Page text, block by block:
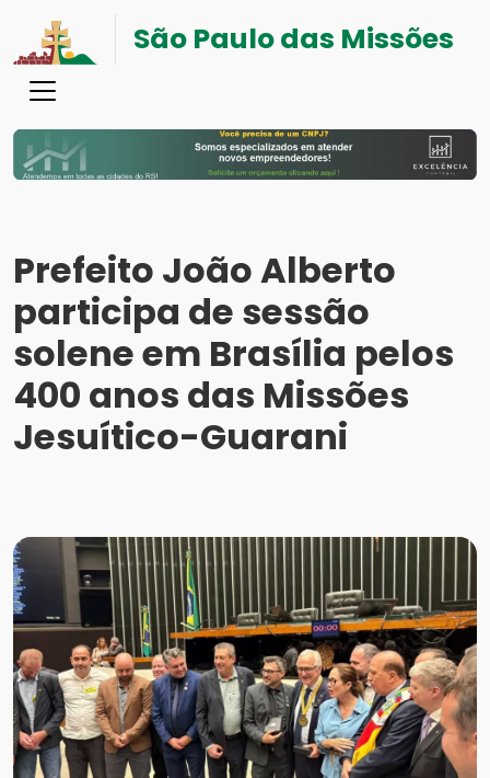
São Paulo das Missões
Prefeito João Alberto
participa de sessão
solene em Brasília pelos
400 anos das Missões
Jesuítico-Guarani